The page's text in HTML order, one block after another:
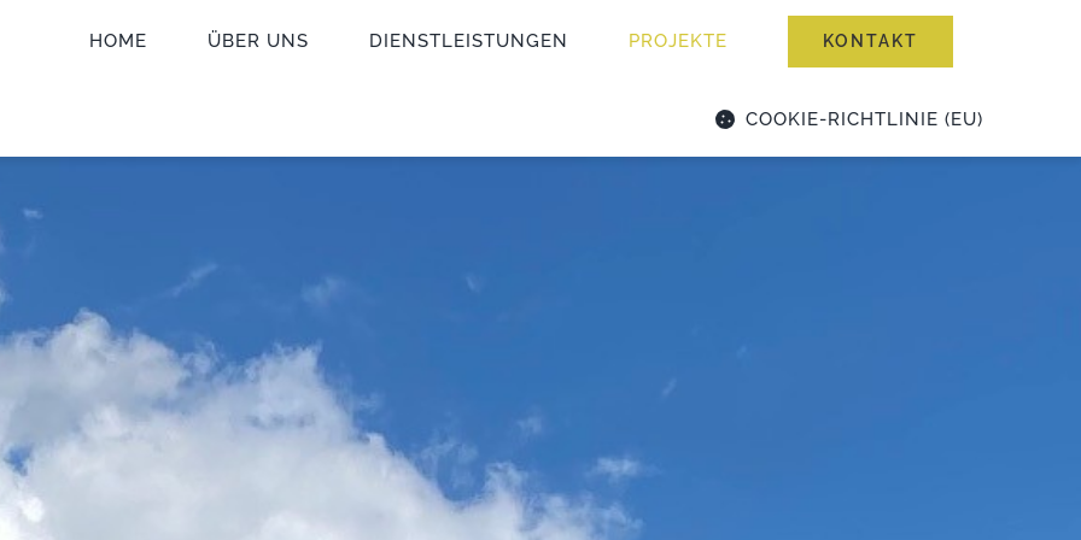
HOME ÜBER UNS DIENSTLEISTUNGEN PROJEKTE KONTAKT
COOKIE-RICHTLINIE (EU)